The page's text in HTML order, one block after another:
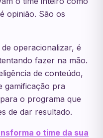
opinião. São os
operacionalizar, é
fazer na mão.
de conteúdo,
gamificação pra
o programa que
de dar resultado.
o time da sua